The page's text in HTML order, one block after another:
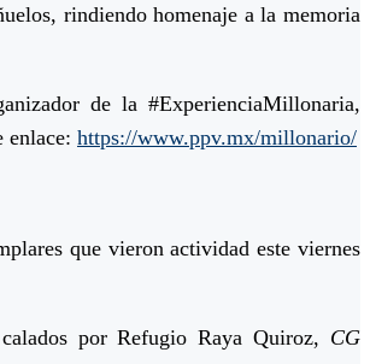
rindiendo homenaje a la memoria
de la #ExperienciaMillonaria,
enlace: https://www.ppv.mx/millonario/
que vieron actividad este viernes
por Refugio Raya Quiroz, CG